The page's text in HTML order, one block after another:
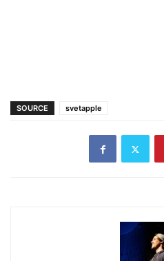
SOURCE svetapple